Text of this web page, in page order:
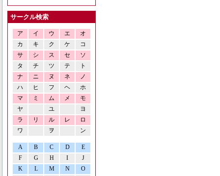
サークル検索
ア イ ウ エ
オ
カ
キ ク ケ
コ
サ
シ ス セ
ソ
タ
チ ツ テ
ト
ナ
ニ ヌ ネ
ノ
ハ
ヒ フ ヘ
ホ
マ
ミ ム メ
モ
ヤ
ユ
ヨ
ラ
リ ル レ
ロ
ワ
ヲ ン
A B C D
E
F
G H I
J
K
L M N O